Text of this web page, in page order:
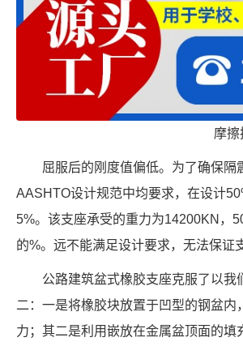
摩
屈服后的刚度值偏低。为了确保
AASHTO设计规范中均要求，在设计
5%。该支座承受的重力为14200KN，
的%。远不能满足设计要求，无法保证
公路建筑盆式橡胶支座克服了以
二：一是将橡胶块放置于凹型的钢盆
力；其二是利用嵌放在金属盆顶面的